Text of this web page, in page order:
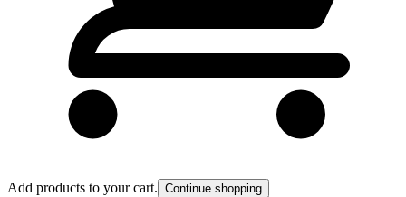
Add products to your cart. Continue shopping